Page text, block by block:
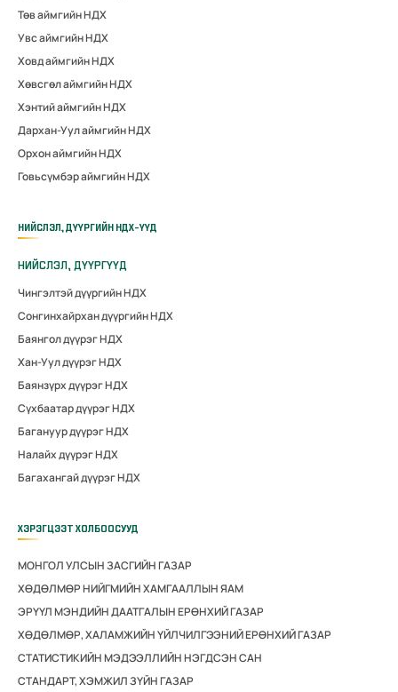
Төв аймгийн НДХ
Увс аймгийн НДХ
Ховд аймгийн НДХ
Хөвсгөл аймгийн НДХ
Хэнтий аймгийн НДХ
Дархан-Уул аймгийн НДХ
Орхон аймгийн НДХ
Говьсүмбэр аймгийн НДХ
НИЙСЛЭЛ, ДҮҮРГИЙН НДХ-ҮҮД
НИЙСЛЭЛ, ДҮҮРГҮҮД
Чингэлтэй дүүргийн НДХ
Сонгинхайрхан дүүргийн НДХ
Баянгол дүүрэг НДХ
Хан-Уул дүүрэг НДХ
Баянзүрх дүүрэг НДХ
Сүхбаатар дүүрэг НДХ
Багануур дүүрэг НДХ
Налайх дүүрэг НДХ
Багахангай дүүрэг НДХ
ХЭРЭГЦЭЭТ ХОЛБООСУУД
МОНГОЛ УЛСЫН ЗАСГИЙН ГАЗАР
ХӨДӨЛМӨР НИЙГМИЙН ХАМГААЛЛЫН ЯАМ
ЭРҮҮЛ МЭНДИЙН ДААТГАЛЫН ЕРӨНХИЙ ГАЗАР
ХӨДӨЛМӨР, ХАЛАМЖИЙН ҮЙЛЧИЛГЭЭНИЙ ЕРӨНХИЙ ГАЗАР
СТАТИСТИКИЙН МЭДЭЭЛЛИЙН НЭГДСЭН САН
СТАНДАРТ, ХЭМЖИЛ ЗҮЙН ГАЗАР